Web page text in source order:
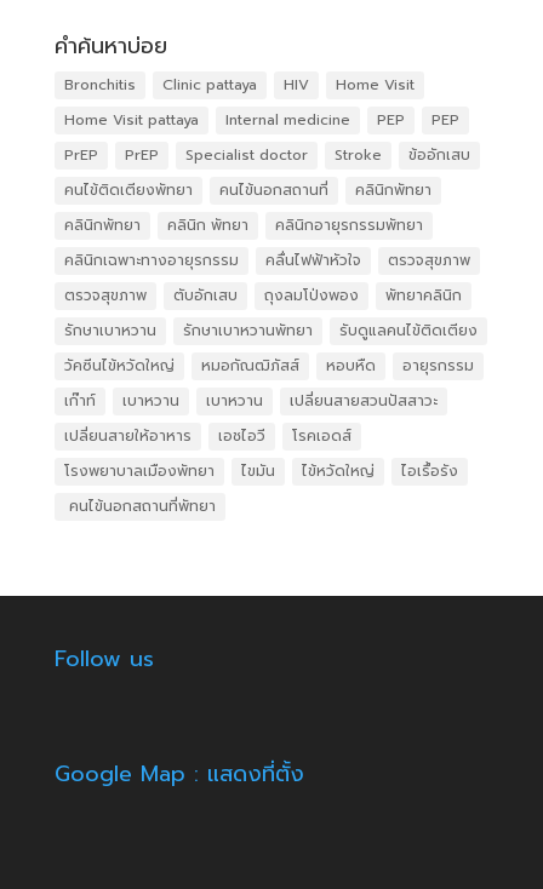
คำค้นหาบ่อย
Bronchitis Clinic pattaya HIV
Home Visit
Home Visit pattaya
Internal medicine PEP
PEP
PrEP
PrEP Specialist doctor Stroke
ข้ออักเสบ
คนไข้ติดเตียงพัทยา
คนไข้นอกสถานที่
คลินิกพัทยา
คลินิกพัทยา
คลินิก พัทยา
คลินิกอายุรกรรมพัทยา
คลินิกเฉพาะทางอายุรกรรม
คลื่นไฟฟ้าหัวใจ
ตรวจสุขภาพ
ตรวจสุขภาพ
ตับอักเสบ ถุงลมโป่งพอง
พัทยาคลินิก
รักษาเบาหวาน
รักษาเบาหวานพัทยา
รับดูแลคนไข้ติดเตียง
วัคซีนไข้หวัดใหญ่
หมอกัณฒิภัสส์ หอบหืด
อายุรกรรม
เก๊าท์
เบาหวาน เบาหวาน
เปลี่ยนสายสวนปัสสาวะ
เปลี่ยนสายให้อาหาร
เอชไอวี
โรคเอดส์
โรงพยาบาลเมืองพัทยา
ไขมัน ไข้หวัดใหญ่
ไอเรื้อรัง
​ คนไข้นอกสถานที่พัทยา
Follow us
Google Map : แสดงที่ตั้ง